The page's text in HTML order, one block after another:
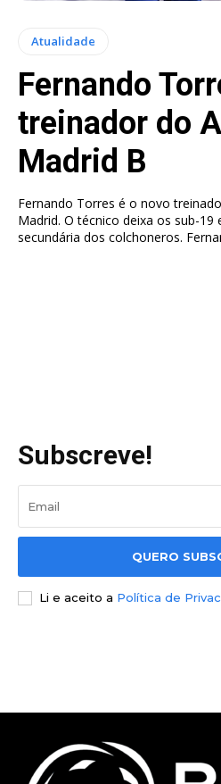
Atualidade
Fernando
treinador do
Madrid B
Fernando Torres é o novo
Madrid. O técnico deixa os sub-19
secundária dos
Subscreve!
QUERO
Li e aceito a Política de